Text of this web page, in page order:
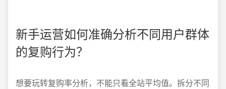
新手运营如何准确分析不同用户群体
的复购行为？
想要玩转复购率分析，不能只看全站平均值。拆分不同